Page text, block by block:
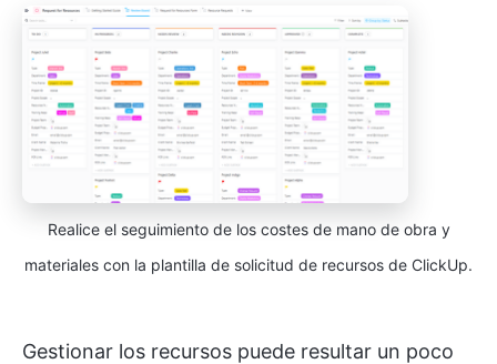
Realice el seguimiento de los costes de mano de obra y
materiales con la plantilla de solicitud de recursos de ClickUp.
Gestionar los recursos puede resultar un poco